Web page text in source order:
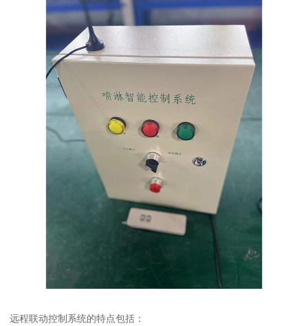
远程联动控制系统的特点包括：